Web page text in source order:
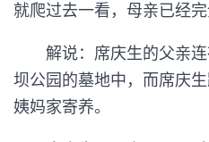
就爬过去一看，母亲已经完
解说：席庆生的父亲连
坝公园的墓地中，而席庆
姨妈家寄养。